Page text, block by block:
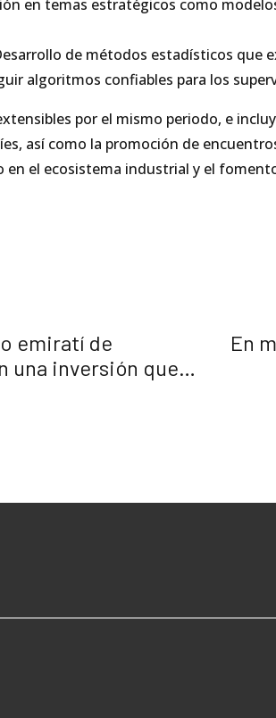
en temas estratégicos como
de métodos estadísticos que
algoritmos confiables para los
por el mismo periodo, e
así como la promoción de
el ecosistema industrial y el
emiratí de
inversión que
En